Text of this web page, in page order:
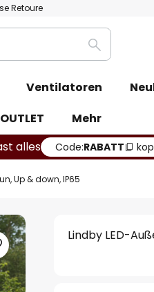
Retoure
Suche
Ventilatoren
OUTLET
Mehr
alles Code:RABATT
Up & down, IP65
Lindby LED-